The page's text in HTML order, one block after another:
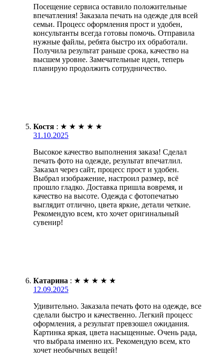
Посещение сервиса оставило положительные
впечатления! Заказала печать на одежде для всей
семьи. Процесс оформления прост и удобен,
консультанты всегда готовы помочь. Отправила
нужные файлы, ребята быстро их обработали.
Получила результат раньше срока, качество на
высшем уровне. Замечательные идеи, теперь
планирую продолжить сотрудничество.
Костя : ★ ★ ★ ★ ★
31.10.2025
Высокое качество выполнения заказа! Сделал
печать фото на одежде, результат впечатлил.
Заказал через сайт, процесс прост и удобен.
Выбрал изображение, настроил размер, всё
прошло гладко. Доставка пришла вовремя, и
качество на высоте. Одежда с фотопечатью
выглядит отлично, цвета яркие, детали четкие.
Рекомендую всем, кто хочет оригинальный
сувенир!
Катарина : ★ ★ ★ ★ ★
12.09.2025
Удивительно. Заказала печать фото на одежде, все
сделали быстро и качественно. Легкий процесс
оформления, а результат превзошел ожидания.
Картинка яркая, цвета насыщенные. Очень рада,
что выбрала именно их. Рекомендую всем, кто
хочет необычных вещей!